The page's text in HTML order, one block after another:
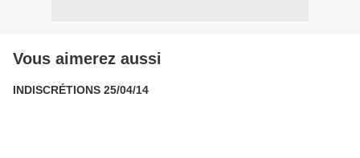
Vous aimerez aussi
INDISCRÉTIONS 25/04/14